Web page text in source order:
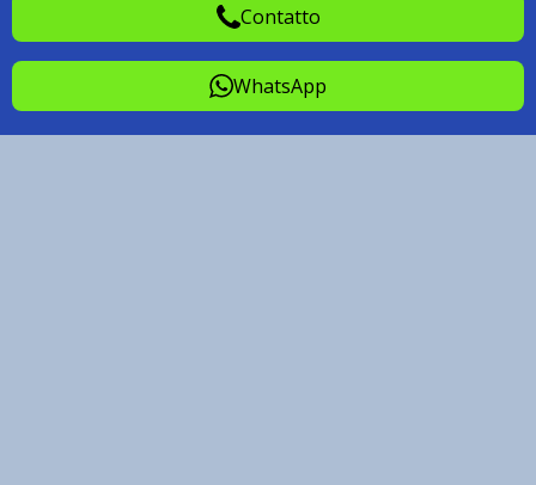
Contatto
WhatsApp